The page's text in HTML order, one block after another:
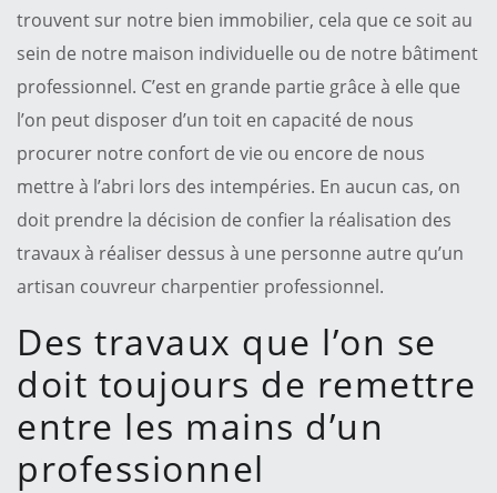
trouvent sur notre bien immobilier, cela que ce soit au
sein de notre maison individuelle ou de notre bâtiment
professionnel. C’est en grande partie grâce à elle que
l’on peut disposer d’un toit en capacité de nous
procurer notre confort de vie ou encore de nous
mettre à l’abri lors des intempéries. En aucun cas, on
doit prendre la décision de confier la réalisation des
travaux à réaliser dessus à une personne autre qu’un
artisan couvreur charpentier professionnel.
Des travaux que l’on se
doit toujours de remettre
entre les mains d’un
professionnel